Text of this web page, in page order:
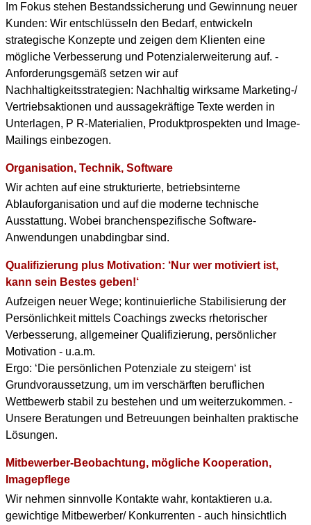
Im Fokus stehen Bestandssicherung und Gewinnung neuer
Kunden: Wir entschlüsseln den Bedarf, entwickeln
strategische Konzepte und zeigen dem Klienten eine
mögliche Verbesserung und Potenzialerweiterung auf. -
Anforderungsgemäß setzen wir auf
Nachhaltigkeitsstrategien: Nachhaltig wirksame Marketing-/
Vertriebsaktionen und aussagekräftige Texte werden in
Unterlagen, P R-Materialien, Produktprospekten und Image-
Mailings einbezogen.
Organisation, Technik, Software
Wir achten auf eine strukturierte, betriebsinterne
Ablauforganisation und auf die moderne technische
Ausstattung. Wobei branchenspezifische Software-
Anwendungen unabdingbar sind.
Qualifizierung plus Motivation: ‘Nur wer motiviert ist,
kann sein Bestes geben!‘
Aufzeigen neuer Wege; kontinuierliche Stabilisierung der
Persönlichkeit mittels Coachings zwecks rhetorischer
Verbesserung, allgemeiner Qualifizierung, persönlicher
Motivation - u.a.m.
Ergo: ‘Die persönlichen Potenziale zu steigern‘ ist
Grundvoraussetzung, um im verschärften beruflichen
Wettbewerb stabil zu bestehen und um weiterzukommen. -
Unsere Beratungen und Betreuungen beinhalten praktische
Lösungen.
Mitbewerber-Beobachtung, mögliche Kooperation,
Imagepflege
Wir nehmen sinnvolle Kontakte wahr, kontaktieren u.a.
gewichtige Mitbewerber/ Konkurrenten - auch hinsichtlich